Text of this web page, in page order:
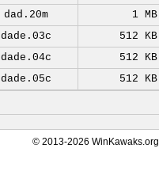
dad.20m
1 MB
dade.03c
512 KB
dade.04c
512 KB
dade.05c
512 KB
© 2013-2026